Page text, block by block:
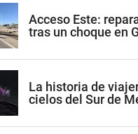
Acceso Este:
tras un choque en
La historia de
cielos del Sur de